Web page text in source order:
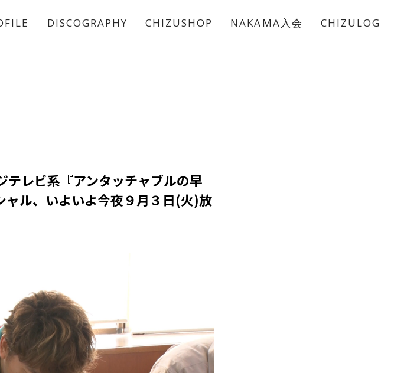
DISCOGRAPHY CHIZUSHOP NAKAMA入会 CHIZULOG
レビ系『アンタッチャブルの早
ャル、いよいよ今夜９月３日(火)放